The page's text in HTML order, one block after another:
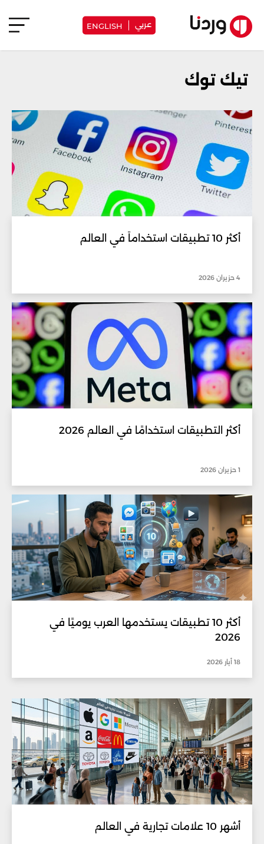
عربي ENGLISH
تيك توك
أكثر 10 تطبيقات استخداماً في العالم
4 حزيران 2026
أكثر التطبيقات استخدامًا في العالم 2026
1 حزيران 2026
أكثر 10 تطبيقات يستخدمها العرب يوميًا في
2026
18 أيار 2026
أشهر 10 علامات تجارية في العالم